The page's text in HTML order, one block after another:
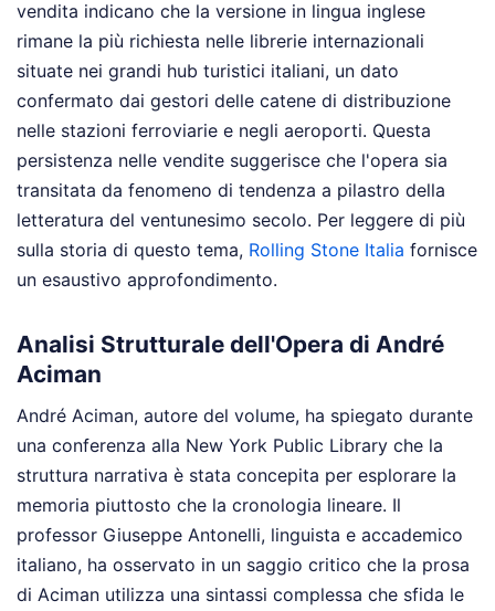
vendita indicano che la versione in lingua inglese
rimane la più richiesta nelle librerie internazionali
situate nei grandi hub turistici italiani, un dato
confermato dai gestori delle catene di distribuzione
nelle stazioni ferroviarie e negli aeroporti. Questa
persistenza nelle vendite suggerisce che l'opera sia
transitata da fenomeno di tendenza a pilastro della
letteratura del ventunesimo secolo. Per leggere di più
sulla storia di questo tema, Rolling Stone Italia fornisce
un esaustivo approfondimento.
Analisi Strutturale dell'Opera di André
Aciman
André Aciman, autore del volume, ha spiegato durante
una conferenza alla New York Public Library che la
struttura narrativa è stata concepita per esplorare la
memoria piuttosto che la cronologia lineare. Il
professor Giuseppe Antonelli, linguista e accademico
italiano, ha osservato in un saggio critico che la prosa
di Aciman utilizza una sintassi complessa che sfida le